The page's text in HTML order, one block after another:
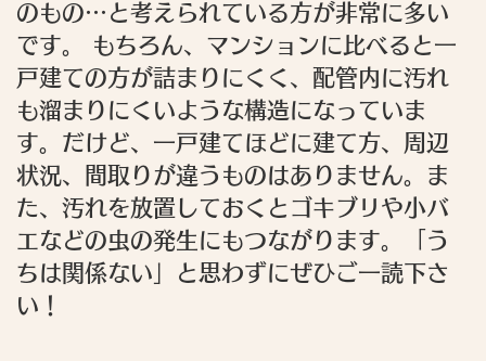
のもの…と考えられている方が非常に多い
です。 もちろん、マンションに比べると一
戸建ての方が詰まりにくく、配管内に汚れ
も溜まりにくいような構造になっていま
す。だけど、一戸建てほどに建て方、周辺
状況、間取りが違うものはありません。ま
た、汚れを放置しておくとゴキブリや小バ
エなどの虫の発生にもつながります。「う
ちは関係ない」と思わずにぜひご一読下さ
い！